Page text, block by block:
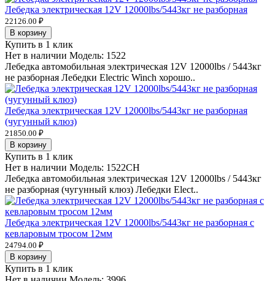
Лебедка электрическая 12V 12000lbs/5443кг не разборная
22126.00 ₽
В корзину
Купить в 1 клик
Нет в наличии Модель: 1522
Лебедка автомобильная электрическая 12V 12000lbs / 5443кг
не разборная Лебедки Electric Winch хорошо..
Лебедка электрическая 12V 12000lbs/5443кг не разборная
(чугунный клюз)
21850.00 ₽
В корзину
Купить в 1 клик
Нет в наличии Модель: 1522CH
Лебедка автомобильная электрическая 12V 12000lbs / 5443кг
не разборная (чугунный клюз) Лебедки Elect..
Лебедка электрическая 12V 12000lbs/5443кг не разборная с
кевларовым тросом 12мм
24794.00 ₽
В корзину
Купить в 1 клик